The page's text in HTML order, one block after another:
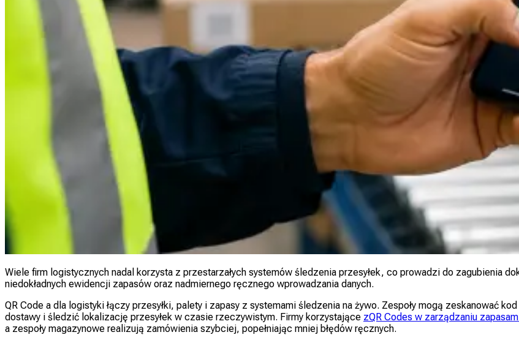
Wiele firm logistycznych nadal korzysta z przestarzałych systemów śledzenia przesyłek, co prowadzi do zagubienia
niedokładnych ewidencji zapasów oraz nadmiernego ręcznego wprowadzania danych.
QR Code a dla logistyki łączy przesyłki, palety i zapasy z systemami śledzenia na żywo. Zespoły mogą zeskanować
dostawy i śledzić lokalizację przesyłek w czasie rzeczywistym. Firmy korzystające zQR Codes w zarządzaniu
a zespoły magazynowe realizują zamówienia szybciej, popełniając mniej błędów ręcznych.